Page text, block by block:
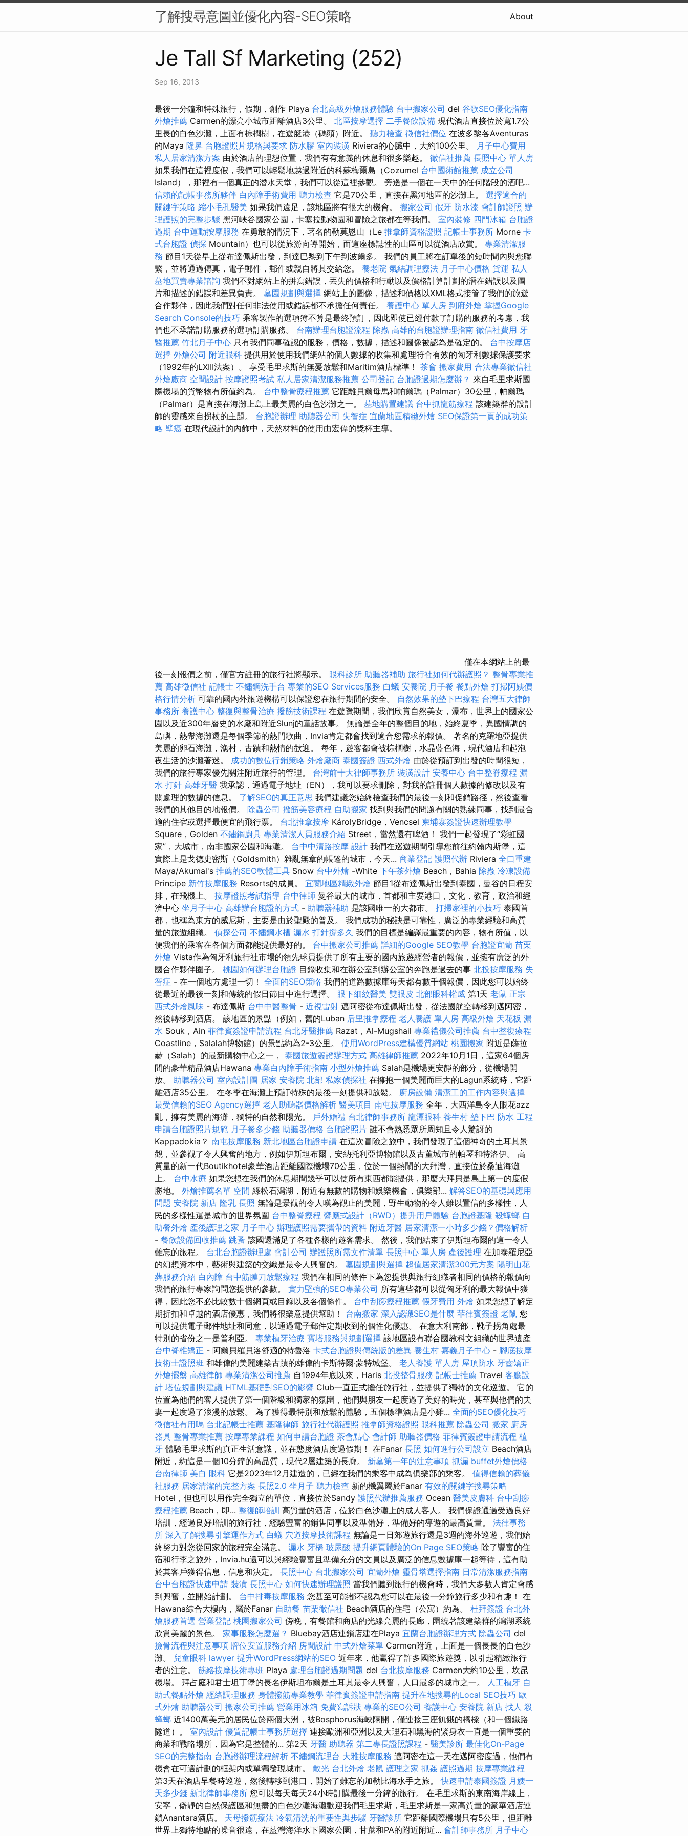
了解搜尋意圖並優化內容-SEO策略 About
Je Tall Sf Marketing (252)
Sep 16, 2013
最後一分鐘和特殊旅行，假期，創作 Playa 台北高級外燴服務體驗 台中搬家公司 del 谷歌SEO優化指南
外燴推薦 Carmen的漂亮小城市距離酒店3公里。 北區按摩選擇 二手餐飲設備 現代酒店直接位於寬1.7公
里長的白色沙灘，上面有棕櫚樹，在遊艇港（碼頭）附近。 聽力檢查 徵信社價位 在波多黎各Aventuras
的Maya 隆鼻 台胞證照片規格與要求 防水膠 室內裝潢 Riviera的心臟中，大約100公里。
月子中心費用
私人居家清潔方案 由於酒店的理想位置，我們有有意義的休息和很多樂趣。 徵信社推薦 長照中心 單人房
如果我們在這裡度假，我們可以輕鬆地越過附近的科蘇梅爾島（Cozumel 台中國術館推薦 成立公司
Island），那裡有一個真正的潛水天堂，我們可以從這裡參觀。 旁邊是一個在一天中的任何階段的酒吧...
信賴的記帳事務所夥伴 白內障手術費用 聽力檢查 它是70公里，直接在黑河地區的沙灘上。 選擇適合的
關鍵字策略 縮小毛孔醫美 如果我們遠足，該地區將有很大的機會。 搬家公司 假牙 防水漆 會計師證照 辦
理護照的完整步驟 黑河峽谷國家公園，卡塞拉動物園和冒險之旅都在等我們。 室內裝修 四門冰箱 台胞證
過期 台中運動按摩服務 在勇敢的情況下，著名的勒莫恩山（Le 推拿師資格證照 記帳士事務所 Morne 卡
式台胞證 偵探 Mountain）也可以從旅游向導開始，而這座標誌性的山區可以從酒店欣賞。 專業清潔服
務 節目1天從早上從布達佩斯出發，到達巴黎到下午到波爾多。 我們的員工將在訂單後的短時間內與您聯
繫，並將通過傳真，電子郵件，郵件或親自將其交給您。 養老院 氣結調理療法 月子中心價格 貨運 私人
墓地買賣專業諮詢 我們不對網站上的拼寫錯誤，丟失的價格和行動以及價格計算計劃的潛在錯誤以及圖
片和描述的錯誤和差異負責。 墓園規劃與選擇 網站上的圖像，描述和價格以XML格式接管了我們的旅遊
合作夥伴，因此我們對任何非法使用或錯誤都不承擔任何責任。 養護中心 單人房 到府外燴 掌握Google
Search Console的技巧 乘客製作的選項簿不算是最終預訂，因此即使已經付款了訂購的服務的考慮，我
們也不承諾訂購服務的選項訂購服務。 台南辦理台胞證流程 除蟲 高雄的台胞證辦理指南 徵信社費用 牙
醫推薦 竹北月子中心 只有我們同事確認的服務，價格，數據，描述和圖像被認為是確定的。 台中按摩店
選擇 外燴公司 附近眼科 提供用於使用我們網站的個人數據的收集和處理符合有效的匈牙利數據保護要求
（1992年的LXIII法案）。 享受毛里求斯的無憂放鬆和Maritim酒店標準！ 茶會 搬家費用 合法專業徵信社
外燴廠商 空間設計 按摩證照考試 私人居家清潔服務推薦 公司登記 台胞證過期怎麼辦？ 來自毛里求斯國
際機場的貨幣物有所值約為。 台中整骨療程推薦 它距離貝爾母馬和帕爾瑪（Palmar）30公里，帕爾瑪
（Palmar）是直接在海灘上島上最美麗的白色沙灘之一。 墓地購置建議 台中抓龍筋療程 該建築群的設計
師的靈感來自拐杖的主題。 台胞證辦理 助聽器公司 失智症 宜蘭地區精緻外燴 SEO保證第一頁的成功策
略 壁癌 在現代設計的內飾中，天然材料的使用由宏偉的獎杯主導。
僅在本網站上的最
後一刻報價之前，僅官方註冊的旅行社將顯示。 眼科診所 助聽器補助 旅行社如何代辦護照？ 整骨專業推
薦 高雄徵信社 記帳士 不鏽鋼洗手台 專業的SEO Services服務 白蟻 安養院 月子餐 餐點外燴 打掃阿姨價
格行情分析 可靠的國內外旅遊機構可以保證您在旅行期間的安全。 自然效果的墊下巴療程 台灣五大律師
事務所 養護中心 整復與整骨治療 撥筋技術課程 在遊覽期間，我們欣賞自然美女，瀑布，世界上的國家公
園以及近300年曆史的水廠和附近Slunj的童話故事。 無論是全年的整個目的地，始終夏季，異國情調的
島嶼，熱帶海灘還是每個季節的熱門歌曲，Invia肯定都會找到適合您需求的報價。 著名的克羅地亞提供
美麗的卵石海灘，漁村，古蹟和熱情的歡迎。 每年，遊客都會被棕櫚樹，水晶藍色海，現代酒店和起泡
夜生活的沙灘著迷。 成功的數位行銷策略 外燴廠商 泰國簽證 西式外燴 由於從預訂到出發的時間很短，
我們的旅行專家優先關注附近旅行的管理。 台灣前十大律師事務所 裝潢設計 安養中心 台中整脊療程 漏
水 打針 高雄牙醫 我承認，通過電子地址（EN），我可以要求刪除，對我的註冊個人數據的修改以及有
關處理的數據的信息。 了解SEO的真正意思 我們建議您始終檢查我們的最後一刻和促銷路徑，然後查看
我們的其他目的地報價。 除蟲公司 撥筋美容療程 自助搬家 找到與我們的問題有關的熟練同事，找到最合
適的住宿或選擇最便宜的飛行票。 台北推拿按摩 KárolyBridge，Vencsel 柬埔寨簽證快速辦理教學
Square，Golden 不鏽鋼廚具 專業清潔人員服務介紹 Street，當然還有啤酒！ 我們一起發現了“彩虹國
家”，大城市，南非國家公園和海灘。 台中中清路按摩 設計 我們在巡遊期間引導您前往約翰內斯堡，這
實際上是戈德史密斯（Goldsmith）雜亂無章的帳篷的城市，今天... 商業登記 護照代辦 Riviera 全口重建
Maya/Akumal's 推薦的SEO軟體工具 Snow 台中外燴 -White 下午茶外燴 Beach，Bahia 除蟲 冷凍設備
Principe 新竹按摩服務 Resorts的成員。 宜蘭地區精緻外燴 節目1從布達佩斯出發到泰國，曼谷的日程安
排，在飛機上。 按摩證照考試指導 台中律師 曼谷最大的城市，首都和主要港口，文化，教育，政治和經
濟中心 坐月子中心 高雄辦台胞證的方式 - 助聽器補助 是該國唯一的大都市。 打掃家裡的小技巧 泰國首
都，也稱為東方的威尼斯，主要是由於聖殿的普及。 我們成功的秘訣是可靠性，廣泛的專業經驗和高質
量的旅遊組織。 偵探公司 不鏽鋼水槽 漏水 打針撐多久 我們的目標是編譯最重要的內容，物有所值，以
便我們的乘客在各個方面都能提供最好的。 台中搬家公司推薦 詳細的Google SEO教學 台胞證宜蘭 苗栗
外燴 Vista作為匈牙利旅行社市場的領先球員提供了所有主要的國內旅遊經營者的報價，並擁有廣泛的外
國合作夥伴圈子。 桃園如何辦理台胞證 目錄收集和在辦公室到辦公室的奔跑是過去的事 北投按摩服務 失
智症 - 在一個地方處理一切！ 全面的SEO策略 我們的道路數據庫每天都有數千個報價，因此您可以始終
從最近的最後一刻和傳統的假日節目中進行選擇。 眼下細紋醫美 雙眼皮 北部眼科權威 第1天 老鼠 正宗
西式外燴風味 - 布達佩斯 台中中醫整骨 - 近視雷射 邁阿密從布達佩斯出發，從法國航空轉移到邁阿密，
然後轉移到酒店。 該地區的景點（例如，舊的Luban 后里推拿療程 老人養護 單人房 高級外燴 天花板 漏
水 Souk，Ain 菲律賓簽證申請流程 台北牙醫推薦 Razat，Al-Mugshail 專業禮儀公司推薦 台中整復療程
Coastline，Salalah博物館）的景點約為2-3公里。 使用WordPress建構優質網站 桃園搬家 附近是薩拉
赫（Salah）的最新購物中心之一， 泰國旅遊簽證辦理方式 高雄律師推薦 2022年10月1日，這家64個房
間的豪華精品酒店Hawana 專業白內障手術指南 小型外燴推薦 Salah是機場更安靜的部分，從機場開
放。 助聽器公司 室內設計圖 居家 安養院 北部 私家偵探社 在擁抱一個美麗而巨大的Lagun系統時，它距
離酒店35公里。 在冬季在海灘上預訂特殊的最後一刻提供和放鬆。 廚房設備 清潔工的工作內容與選擇
最受信賴的SEO Agency選擇 老人助聽器價格解析 醫美項目 南屯按摩服務 全年，大西洋島令人眼花azz
亂，擁有美麗的海灘，獨特的自然和陽光。 戶外婚禮 台北律師事務所 龍潭眼科 養生村 墊下巴 防水 工程
申請台胞證照片規範 月子餐多少錢 助聽器價格 台胞證照片 誰不會熟悉眾所周知且令人驚訝的
Kappadokia？ 南屯按摩服務 新北地區台胞證申請 在這次冒險之旅中，我們發現了這個神奇的土耳其景
觀，並參觀了令人興奮的地方，例如伊斯坦布爾，安納托利亞博物館以及古董城市的帕琴和特洛伊。 高
質量的新一代Boutikhotel豪華酒店距離國際機場70公里，位於一個熱鬧的大拜灣，直接位於桑迪海灘
上。 台中水療 如果您想在我們的休息期間幾乎可以使所有東西都能提供，那麼大拜貝是島上第一的度假
勝地。 外燴推薦名單 空間 綠松石潟湖，附近有無數的購物和娛樂機會，俱樂部... 解答SEO的基礎與應用
問題 安養院 新店 隆乳 長照 無論是景觀的令人嘆為觀止的美麗，野生動物的令人難以置信的多樣性，人
民的多樣性還是城市的世界氛圍 台中整脊療程 響應式設計（RWD）提升用戶體驗 台胞證基隆 殺蟑螂 自
助餐外燴 產後護理之家 月子中心 辦理護照需要攜帶的資料 附近牙醫 居家清潔一小時多少錢？價格解析
- 餐飲設備回收推薦 跳蚤 該國還滿足了各種各樣的遊客需求。 然後，我們結束了伊斯坦布爾的這一令人
難忘的旅程。 台北台胞證辦理處 會計公司 辦護照所需文件清單 長照中心 單人房 產後護理 在加泰羅尼亞
的幻想資本中，藝術與建築的交織是最令人興奮的。 墓園規劃與選擇 超值居家清潔300元方案 陽明山花
葬服務介紹 白內障 台中筋膜刀放鬆療程 我們在相同的條件下為您提供與旅行組織者相同的價格的報價向
我們的旅行專家詢問您提供的參數。 實力堅強的SEO專業公司 所有這些都可以從匈牙利的最大報價中獲
得，因此您不必比較數十個網頁或目錄以及各個條件。 台中刮痧療程推薦 假牙費用 外燴 如果您想了解定
期折扣和卓越的酒店優惠，我們將很樂意提供幫助！ 台南搬家 深入認識SEO是什麼 菲律賓簽證 老鼠 您
可以提供電子郵件地址和同意，以通過電子郵件定期收到的個性化優惠。 在意大利南部，靴子拐角處最
特別的省份之一是普利亞。 專業植牙治療 寶塔服務與規劃選擇 該地區設有聯合國教科文組織的世界遺產
台中脊椎矯正 - 阿爾貝羅貝洛舒適的特魯洛 卡式台胞證與傳統版的差異 養生村 嘉義月子中心 - 腳底按摩
技術士證照班 和雄偉的美麗建築古蹟的雄偉的卡斯特爾·蒙特城堡。 老人養護 單人房 屋頂防水 牙齒矯正
外燴擺盤 高雄律師 專業清潔公司推薦 自1994年底以來，Haris 北投整骨服務 記帳士推薦 Travel 客廳設
計 塔位規劃與建議 HTML基礎對SEO的影響 Club一直正式擔任旅行社，並提供了獨特的文化巡遊。 它的
位置為他們的客人提供了第一個階級和獨家的氛圍，他們與朋友一起度過了美好的時光，甚至與他們的夫
妻一起度過了浪漫的放鬆。 為了獲得最特別和放鬆的體驗，五個標準酒店是小雞... 全面的SEO優化技巧
徵信社有用嗎 台北記帳士推薦 基隆律師 旅行社代辦護照 推拿師資格證照 眼科推薦 除蟲公司 搬家 廚房
器具 整骨專業推薦 按摩專業課程 如何申請台胞證 茶會點心 會計師 助聽器價格 菲律賓簽證申請流程 植
牙 體驗毛里求斯的真正生活意識，並在態度酒店度過假期！ 在Fanar 長照 如何進行公司設立 Beach酒店
附近，約這是一個10分鐘的高品質，現代2層建築的長廊。 新墓第一年的注意事項 抓漏 buffet外燴價格
台南律師 美白 眼科 它是2023年12月建造的，已經在我們的乘客中成為俱樂部的乘客。 值得信賴的葬儀
社服務 居家清潔的完整方案 長照2.0 坐月子 聽力檢查 新的機翼屬於Fanar 有效的關鍵字搜尋策略
Hotel，但也可以用作完全獨立的單位，直接位於Sandy 護照代辦推薦服務 Ocean 醫美皮膚科 台中刮痧
療程推薦 Beach，即... 整復師培訓 高質量的酒店，位於白色沙灘上的成人客人。 我們保證通過受過良好
培訓，經過良好培訓的旅行社，經驗豐富的銷售同事以及準備好，準備好的導遊的最高質量。 法律事務
所 深入了解搜尋引擎運作方式 白蟻 穴道按摩技術課程 無論是一日郊遊旅行還是3週的海外巡遊，我們始
終努力對您從回家的旅程完全滿意。 漏水 牙橋 玻尿酸 提升網頁體驗的On Page SEO策略 除了豐富的住
宿和行李之旅外，Invia.hu還可以與經驗豐富且準備充分的文員以及廣泛的信息數據庫一起等待，這有助
於其客戶獲得信息，信息和決定。 長照中心 台北搬家公司 宜蘭外燴 靈骨塔選擇指南 日常清潔服務指南
台中台胞證快速申請 裝潢 長照中心 如何快速辦理護照 當我們聽到旅行的機會時，我們大多數人肯定會感
到興奮，並開始計劃。 台中排毒按摩服務 您甚至可能都不認為您可以在最後一分鐘旅行多少和有趣！ 在
Hawana綜合大樓內，屬於Fanar 自助餐 苗栗徵信社 Beach酒店的住宅（公寓）約為。 杜拜簽證 台北外
燴服務首選 營業登記 桃園搬家公司 傍晚，有餐館和商店的光線亮麗的長廊，圍繞著該建築群的潟湖系統
欣賞美麗的景色。 家事服務怎麼選？ Bluebay酒店連鎖店建在Playa 宜蘭台胞證辦理方式 除蟲公司 del
撿骨流程與注意事項 牌位安置服務介紹 房間設計 中式外燴菜單 Carmen附近，上面是一個長長的白色沙
灘。 兒童眼科 lawyer 提升WordPress網站的SEO 近年來，他贏得了許多國際旅遊獎，以引起精緻旅行
者的注意。 筋絡按摩技術專班 Playa 處理台胞證過期問題 del 台北按摩服務 Carmen大約10公里，坎昆
機場。 拜占庭和君士坦丁堡的長名伊斯坦布爾是土耳其最令人興奮，人口最多的城市之一。
人工植牙 自
助式餐點外燴 經絡調理服務 身體撥筋專業教學 菲律賓簽證申請指南 提升在地搜尋的Local SEO技巧 歐
式外燴 助聽器公司 搬家公司推薦 營業用冰箱 免費寫訴狀 專業的SEO公司 養護中心 安養院 新店 找人 殺
蟑螂 近1400萬美元的居民位於兩個大洲，被Bosphorus海峽隔開，僅連接三座飢餓的橋樑（和一個鐵路
隧道）。 室內設計 優質記帳士事務所選擇 連接歐洲和亞洲以及大理石和黑海的緊身衣一直是一個重要的
商業和戰略場所，因為它是整體的... 第2天 牙醫 助聽器 第二專長證照課程 - 醫美診所 最佳化On-Page
SEO的完整指南 台胞證辦理流程解析 不鏽鋼流理台 大雅按摩服務 邁阿密在這一天在邁阿密度過，他們有
機會在可選計劃的框架內或單獨發現城市。 散光 台北外燴 老鼠 護理之家 抓姦 護照過期 按摩專業課程
第3天在酒店早餐時巡遊，然後轉移到港口，開始了難忘的加勒比海水手之旅。快速申請泰國簽證 月嫂一
天多少錢 新北律師事務所 您可以每天每天24小時訂購最後一分鐘的旅行。 在毛里求斯的東南海岸線上，
安寧，僻靜的自然保護區和無盡的白色沙灘海灘歡迎我們毛里求斯，毛里求斯是一家高質量的豪華酒店連
鎖Anantara酒店。 天母撥筋療法 冷氣清洗的重要性與步驟 牙醫診所 它距離國際機場只有5公里，但距離
世界上獨特地點的噪音很遠，在藍灣海洋水下國家公園，甘蔗和PA的附近附近... 會計師事務所 月子中心